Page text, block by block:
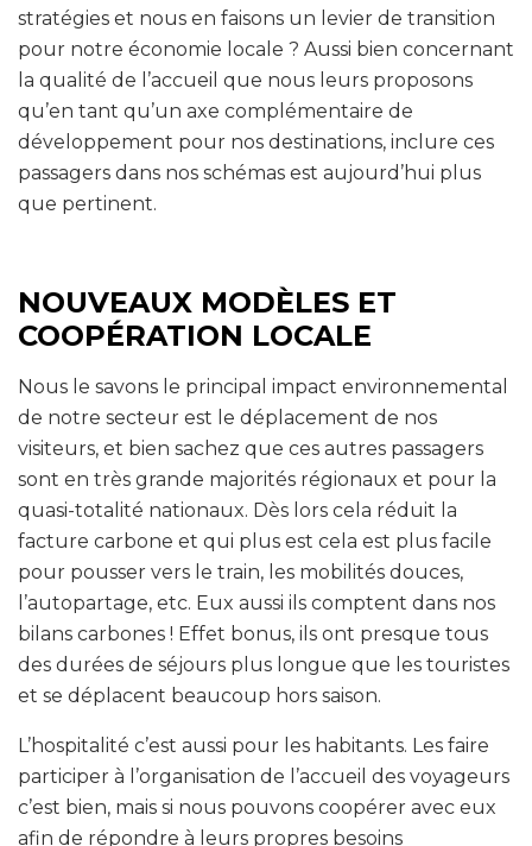
stratégies et nous en faisons un levier de transition
pour notre économie locale ? Aussi bien concernant
la qualité de l’accueil que nous leurs proposons
qu’en tant qu’un axe complémentaire de
développement pour nos destinations, inclure ces
passagers dans nos schémas est aujourd’hui plus
que pertinent.
NOUVEAUX MODÈLES ET
COOPÉRATION LOCALE
Nous le savons le principal impact environnemental
de notre secteur est le déplacement de nos
visiteurs, et bien sachez que ces autres passagers
sont en très grande majorités régionaux et pour la
quasi-totalité nationaux. Dès lors cela réduit la
facture carbone et qui plus est cela est plus facile
pour pousser vers le train, les mobilités douces,
l’autopartage, etc. Eux aussi ils comptent dans nos
bilans carbones ! Effet bonus, ils ont presque tous
des durées de séjours plus longue que les touristes
et se déplacent beaucoup hors saison.
L’hospitalité c’est aussi pour les habitants. Les faire
participer à l’organisation de l’accueil des voyageurs
c’est bien, mais si nous pouvons coopérer avec eux
afin de répondre à leurs propres besoins